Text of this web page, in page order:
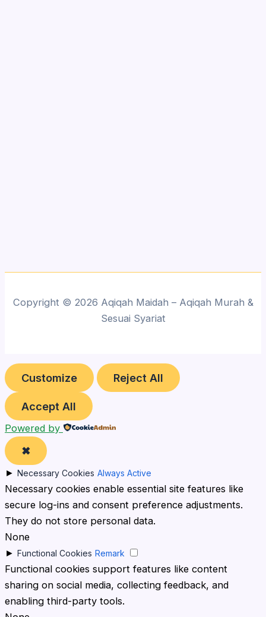
Copyright © 2026 Aqiqah Maidah – Aqiqah Murah &
Sesuai Syariat
Customize Reject All
Accept All
Powered by
✖
► Necessary Cookies Always Active
Necessary cookies enable essential site features like
secure log-ins and consent preference adjustments.
They do not store personal data.
None
► Functional Cookies Remark
Functional cookies support features like content
sharing on social media, collecting feedback, and
enabling third-party tools.